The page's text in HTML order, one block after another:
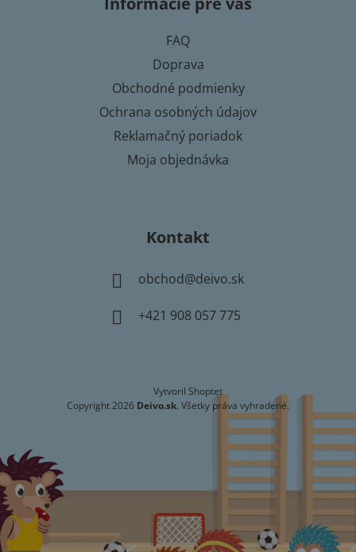
FAQ
Doprava
Obchodné podmienky
Ochrana osobných údajov
Reklamačný poriadok
Moja objednávka
Kontakt
obchod@deivo.sk
+421 908 057 775
Vytvoril Shoptet
Copyright 2026 Deivo.sk. Všetky práva vyhradené.